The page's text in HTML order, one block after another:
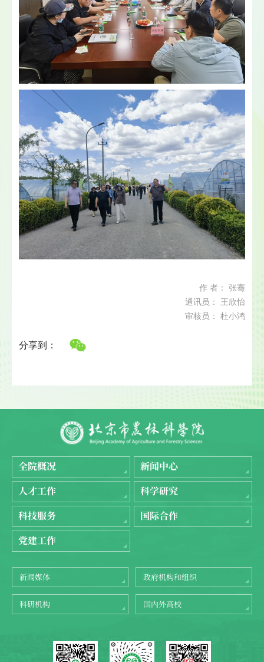
作 者： 张骞
通讯员： 王欣怡
审核员： 杜小鸿
分享到：
全院概况
新闻中心
人才工作
科学研究
科技服务
国际合作
党建工作
新闻媒体 政府机构和组织
科研机构 国内外高校